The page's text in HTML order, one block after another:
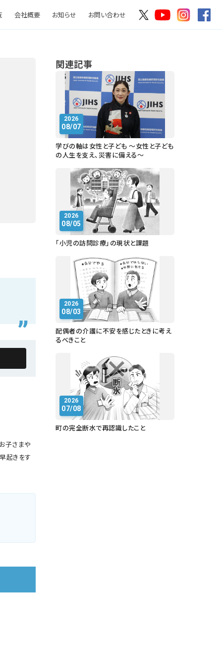
会社概要 お知らせ お問い合わせ
子さまや
起きをす
関連記事
2026
08/07
学びの軸は女性と子ども ～女性と子ども
の人生を支え、災害に備える～
2026
08/05
「小児の訪問診療」の現状と課題
2026
08/03
配偶者の介護に不安を感じたときに考え
るべきこと
2026
07/08
町の完全断水で再認識したこと